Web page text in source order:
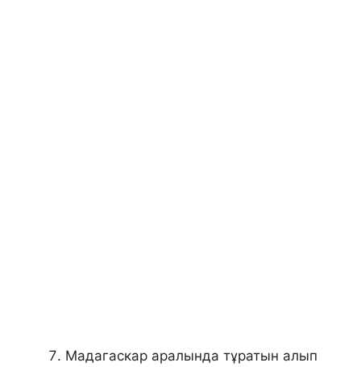
Мадагаскар аралында тұратын алып